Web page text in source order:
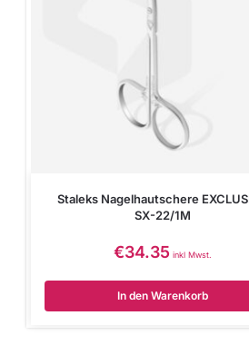
Staleks Nagelhautschere
SX-22/1M
€34.35 inkl Mwst.
In den Warenkorb